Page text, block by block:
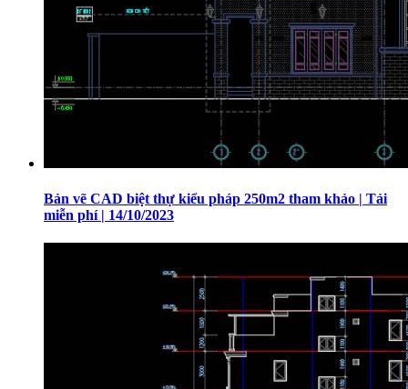
Bản vẽ CAD biệt thự kiểu pháp 250m2 tham khảo | Tải
miễn phí | 14/10/2023